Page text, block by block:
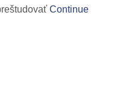
Continue